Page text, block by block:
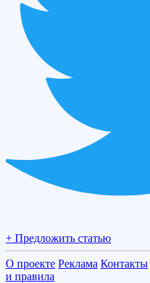
+ Предложить статью
О проекте Реклама Контакты
и правила